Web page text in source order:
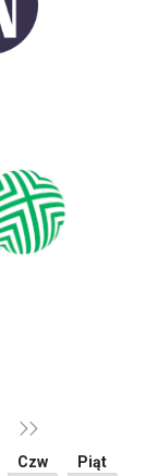
Czw Piąt